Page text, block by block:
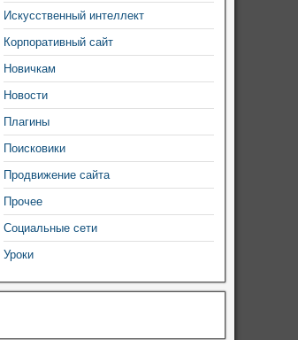
Искусственный интеллект
Корпоративный сайт
Новичкам
Новости
Плагины
Поисковики
Продвижение сайта
Прочее
Социальные сети
Уроки